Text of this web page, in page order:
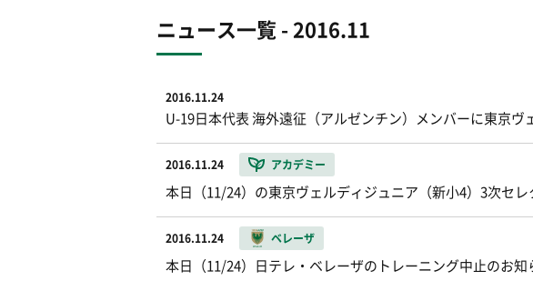
ニュース一覧 - 2016.11
2016.11.24
U-19日本代表 海外遠征（アルゼンチン）メンバーに東京ヴ
2016.11.24 アカデミー
本日（11/24）の東京ヴェルディジュニア（新小4）3次セ
2016.11.24 ベレーザ
本日（11/24）日テレ・ベレーザのトレーニング中止のお知